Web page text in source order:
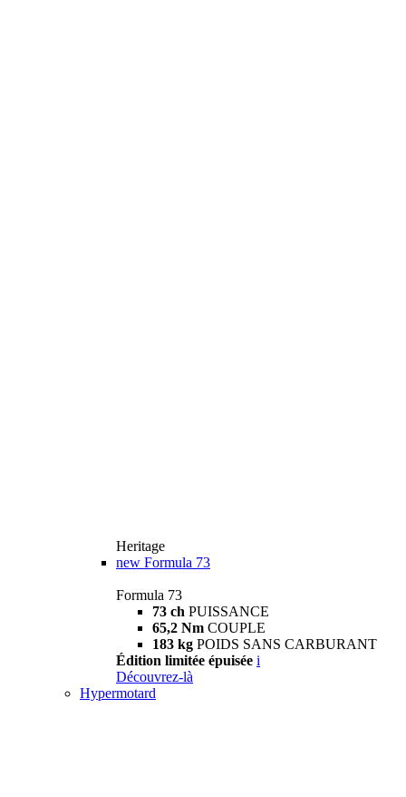
Heritage
new Formula 73
Formula 73
73 ch PUISSANCE
65,2 Nm COUPLE
183 kg POIDS SANS CARBURANT
Édition limitée épuisée i
Découvrez-là
Hypermotard